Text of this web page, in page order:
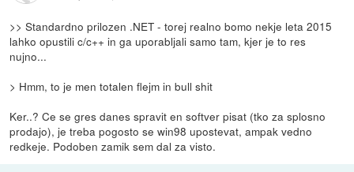
>> Standardno prilozen .NET - torej realno bomo nekje leta 2015
lahko opustili c/c++ in ga uporabljali samo tam, kjer je to res
nujno...
> Hmm, to je men totalen flejm in bull shit
Ker..? Ce se gres danes spravit en softver pisat (tko za splosno
prodajo), je treba pogosto se win98 upostevat, ampak vedno
redkeje. Podoben zamik sem dal za visto.